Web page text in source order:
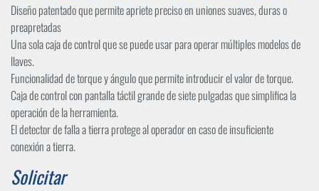
Diseño patentado que permite apriete preciso en uniones suaves, duras o
preapretadas
Una sola caja de control que se puede usar para operar múltiples modelos de
llaves.
Funcionalidad de torque y ángulo que permite introducir el valor de torque.
Caja de control con pantalla táctil grande de siete pulgadas que simplifica la
operación de la herramienta.
El detector de falla a tierra protege al operador en caso de insuficiente
conexión a tierra.
Solicitar